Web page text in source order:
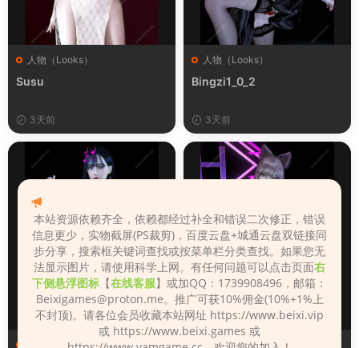
人物（Looks）
Susu
3天前
人物（Looks）
Bingzi1_0_2
3天前
人物（Looks） 人物（Looks）
本站资源依赖齐全，依赖都经过补全和错误二次修正，错误
信息更少，实物截屏(PS裁剪)，百度云盘+城通云盘双链接同
步分享，搜索框关键词查找或按菜单栏分类查找。如果您无
法显示图片，请使用科学上网。有任何问题可以点击页面右
下侧悬浮图标 【在线客服】或加QQ：1739908496，邮箱：
Beixigames@proton.me。推广可获10%佣金(10%+1%上
不封顶)。请各位会员收藏本站网址 https://www.beixi.vip
或 https://www.beixi.games 或